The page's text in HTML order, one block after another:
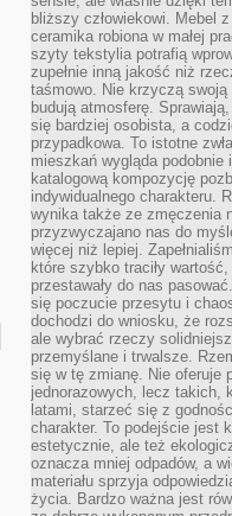
bliższy człowiekowi. Mebel
ceramika robiona w małej
szyty tekstylia potrafią
zupełnie inną jakość niż
taśmowo. Nie krzyczą
budują atmosferę.
się bardziej osobista, a
przypadkowa. To istotne
mieszkań wygląda podobnie
katalogową kompozycję
indywidualnego charakteru.
wynika także ze zmęczenia
przyzwyczajano nas do
więcej niż lepiej.
które szybko traciły wartość,
przestawały do nas
się poczucie przesytu i
dochodzi do wniosku, że
ale wybrać rzeczy
przemyślane i trwalsze.
się w tę zmianę. Nie oferuje
jednorazowych, lecz takich,
latami, starzeć się z
charakter. To podejście jest
estetycznie, ale też
oznacza mniej odpadów, a
materiału sprzyja
życia. Bardzo ważna jest